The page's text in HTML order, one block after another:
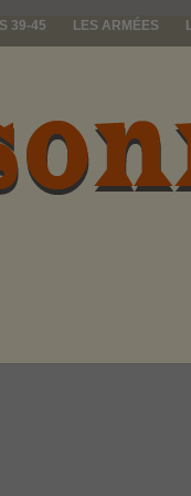
39-45 LES ARMÉES